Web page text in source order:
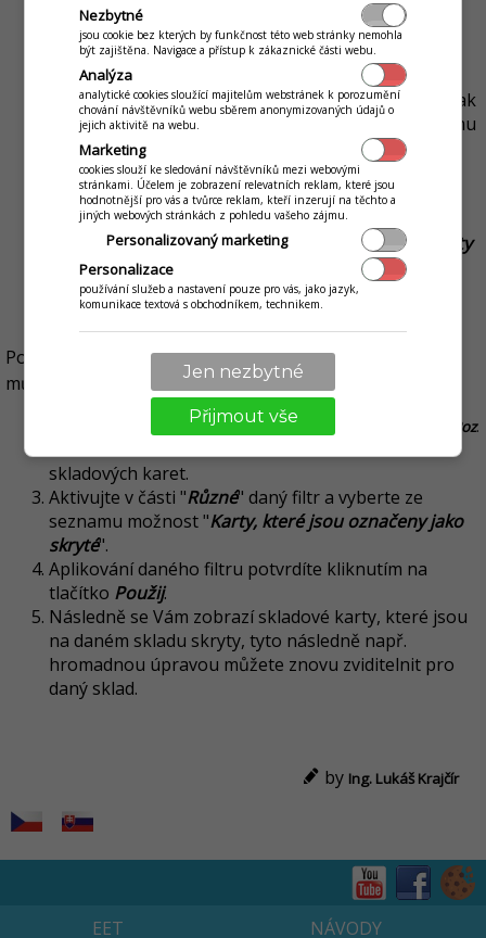
V seznamu skladových karet nastavte v části Filtr
sklad, ve kterém nechcete, aby se skladové karty
zobrazovaly, resp. je chcete pro tento sklad skrýt.
Označte skladové karty, kterým chcete tento příznak
změnit a pravým tlačítkem myši klikněte do seznamu
karet např. v sloupci "
Zobrazí se Vám nabídka možností pro práci se
skladovými kartami. Vyberte možnost "Rozšířené
úkony nad označenými kartami".
Následně vyberte z nabídkyÚkon -> Označené karty
skrýt ve vybraném skladu
O úspěšném vykonání této změny Vás systém
informuje hlášením.
Pomocí rozšířeného filtru v seznamu skladových karet
můžete samozřejmě i tyto karty následně zobrazit.
V seznamu skladových karet klikněte v části " Roz.
skladových karet.
Aktivujte v části "Různé" daný filtr a vyberte ze
seznamu možnost "Karty, které jsou označeny jako
skryté".
Aplikování daného filtru potvrdíte kliknutím na
tlačítko Použij.
Následně se Vám zobrazí skladové karty, které jsou
na daném skladu skryty, tyto následně např.
hromadnou úpravou můžete znovu zviditelnit pro
daný sklad.
by Ing. Lukáš Krajčír
EET NÁVODY
Nezbytné
jsou cookie bez kterých by funkčnost této web stránky nemohla
být zajištěna. Navigace a přístup k zákaznické části webu.
Analýza
analytické cookies sloužící majitelům webstránek k porozumění
chování návštěvníků webu sběrem anonymizovaných údajů o
jejich aktivitě na webu.
Marketing
cookies slouží ke sledování návštěvníků mezi webovými
stránkami. Účelem je zobrazení relevatních reklam, které jsou
hodnotnější pro vás a tvůrce reklam, kteří inzerují na těchto a
jiných webových stránkách z pohledu vašeho zájmu.
Personalizovaný marketing
Personalizace
používání služeb a nastavení pouze pro vás, jako jazyk,
komunikace textová s obchodníkem, technikem.
Jen nezbytné
Přijmout vše